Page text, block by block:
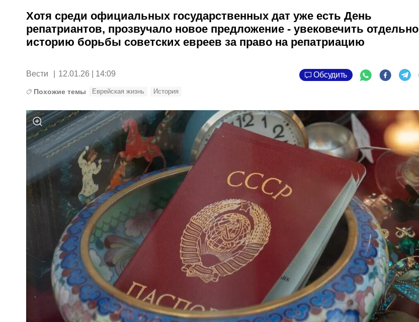
Хотя среди официальных государственных дат уже есть День
репатриантов, прозвучало новое предложение - увековечить отдельно
историю борьбы советских евреев за право на репатриацию
Вести 12.01.26 | 14:09 Обсудить
Похожие темы Еврейская жизнь История